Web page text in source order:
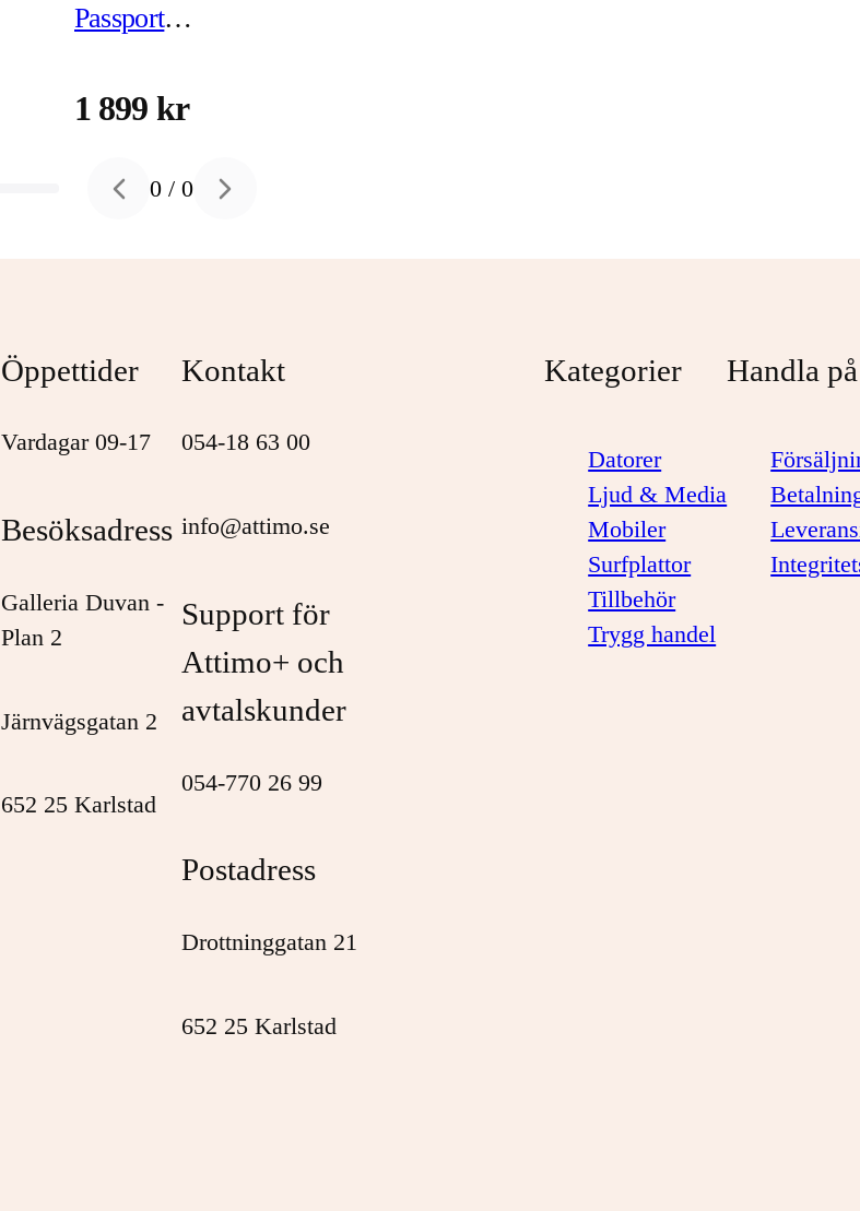
Passport
hårddisk 4 TB USB 3.2
1 899 kr
Previous slide
0 /0 Next slide
Öppettider
Vardagar 09-17
Besöksadress
Galleria Duvan -
Plan 2
Järnvägsgatan 2
652 25 Karlstad
Kontakt
054-18 63 00
info@attimo.se
Support för
Attimo+ och
avtalskunder
054-770 26 99
Postadress
Drottninggatan 21
652 25 Karlstad
Kategorier
Datorer
Ljud & Media
Mobiler
Surfplattor
Tillbehör
Trygg handel
Handla